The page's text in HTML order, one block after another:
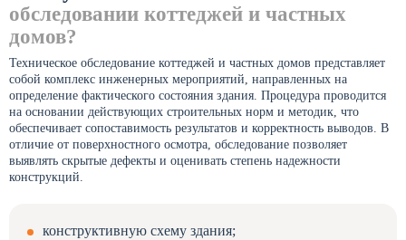
обследовании коттеджей и частных
домов?
Техническое обследование коттеджей и частных домов представляет
собой комплекс инженерных мероприятий, направленных на
определение фактического состояния здания. Процедура проводится
на основании действующих строительных норм и методик, что
обеспечивает сопоставимость результатов и корректность выводов. В
отличие от поверхностного осмотра, обследование позволяет
выявлять скрытые дефекты и оценивать степень надежности
конструкций.
конструктивную схему здания;